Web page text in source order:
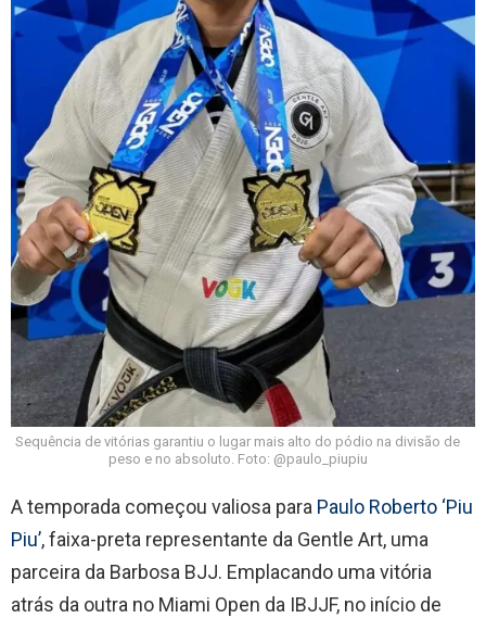
Sequência de vitórias garantiu o lugar mais alto do pódio na divisão de
peso e no absoluto. Foto: @paulo_piupiu
A temporada começou valiosa para Paulo Roberto ‘Piu
Piu’, faixa-preta representante da Gentle Art, uma
parceira da Barbosa BJJ. Emplacando uma vitória
atrás da outra no Miami Open da IBJJF, no início de